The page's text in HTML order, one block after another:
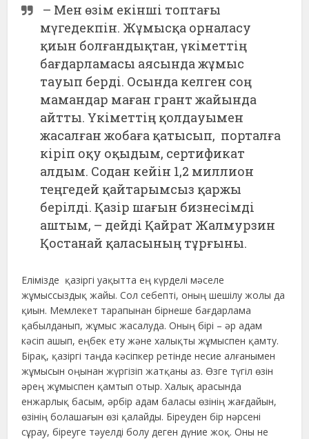
– Мен өзім екінші топтағы
мүгедекпін. Жұмысқа орналасу
қиын болғандықтан, үкіметтің
бағдарламасы аясында жұмыс
тауып берді. Осында келген соң
мамандар маған грант жайында
айтты. Үкіметтің қолдауымен
жасалған жобаға қатысып, порталға
кіріп оқу оқыдым, сертификат
алдым. Содан кейін 1,2 миллион
теңгедей қайтарымсыз қаржы
берілді. Қазір шағын бизнесімді
аштым, – дейді Қайрат Жалмурзин
Қостанай қаласының тұрғыны.
Елімізде қазіргі уақытта ең күрделі мәселе
жұмыссыздық жайы. Сол себепті, оның шешілу жолы да
қиын. Мемлекет тарапынан бірнеше бағдарлама
қабылданып, жұмыс жасалуда. Оның бірі – әр адам
кәсіп ашып, еңбек ету және халықты жұмыспен қамту.
Бірақ, қазіргі таңда кәсіпкер ретінде несие алғанымен
жұмысын оңынан жүргізіп жатқаны аз. Өзге түгіл өзін
әрең жұмыспен қамтып отыр. Халық арасында
енжарлық басым, әрбір адам баласы өзінің жағдайын,
өзінің болашағын өзі қалайды. Біреуден бір нәрсені
сұрау, біреуге тәуелді болу деген дүние жоқ. Оны не